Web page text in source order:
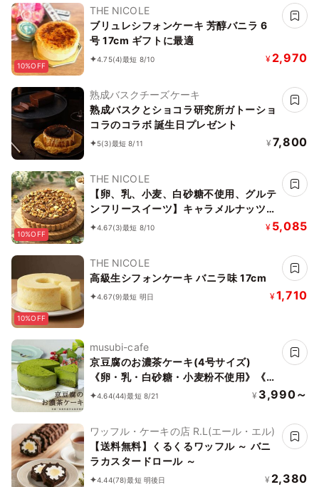
10%OFF
THE NICOLE
ブリュレシフォンケーキ 芳醇バニラ 6
号 17cm ギフトに最適
4.75(4)最短 8/10 ¥ 2,970
熟成バスクチーズケーキ
熟成バスクとショコラ研究所ガトーショ
コラのコラボ 誕生日プレゼント
5(3)最短 8/11 ¥ 7,800
10%OFF
THE NICOLE
【卵、乳、小麦、白砂糖不使用、グルテ
ンフリースイーツ】キャラメルナッツバ
ナーヌショコラ【京豆腐仕込み】 5号
ィーガンケーキ》 《無添加》《アレル
ギー配慮》
4.67(3)最短 8/10 ¥ 5,085
10%OFF
THE NICOLE
高級生シフォンケーキ バニラ味 17cm
4.67(9)最短 明日 ¥1,710
musubi-cafe
京豆腐のお濃茶ケーキ(4号サイズ)
《卵・乳・白砂糖・小麦粉不使用》《ヴ
ィーガンスイーツ・ヴィーガンケーキ》
4.64(44)最短 8/21 ¥ 3,990～
ワッフル・ケーキの店 R.L(エール・エル)
【送料無料】くるくるワッフル ～ バニ
ラカスタードロール ～
4.44(78)最短 明後日 ¥ 2,380